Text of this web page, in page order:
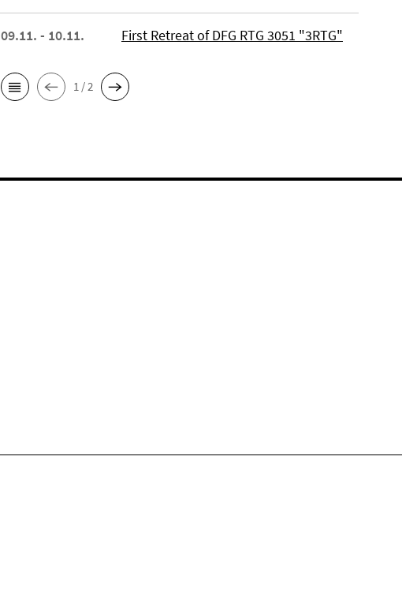
09.11. - 10.11. First Retreat of DFG RTG 3051 "3RTG"
1 / 2